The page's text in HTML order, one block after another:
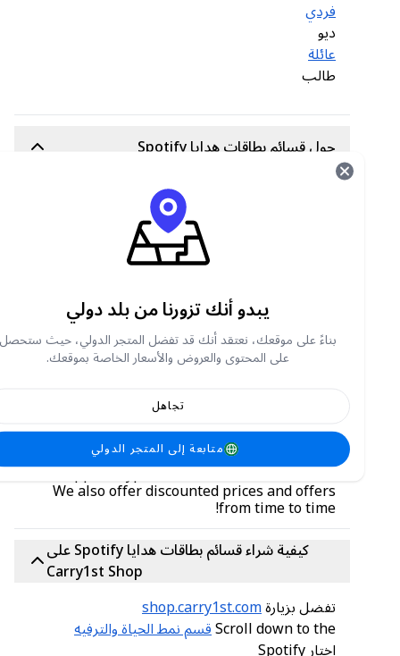
حول قسائم بطاقات هدايا Spotify
can be used to pay for
the Premium package. The Spotify gift cards
are only valid 12 months after purchase.
Users may only redeem 18 months of
subscription on their account.
Please note: Spotify gift card vouchers are
only redeemable for the Individual premium
أين يمكنك شراء قسائم بطاقات الهدايا Spotify
متجر Carry1st offers affordable rates on
Spotify gift card vouchers. We accept 60+
secure payment methods, like PayPal,
Chipper, Crypto, bank transfers, and more.
We also offer discounted prices and offers
from time to time!
كيفية شراء قسائم بطاقات هدايا Spotify على
Carry1st Shop
تفضل بزيارةshop.carry1st.com
Scroll down to theقسم نمط الحياة والترفيه
يبدو أنك تزورنا من بلد دولي
بناءً على موقعك، نعتقد أنك قد تفضل المتجر الدولي، حيث ستحصل
على المحتوى والعروض والأسعار الخاصة بموقعك.
متابعة إلى المتجر الدولي